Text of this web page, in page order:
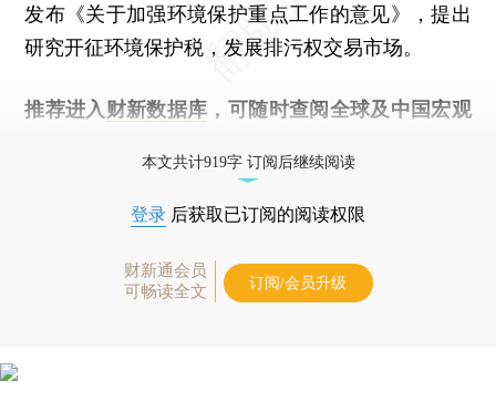
发布《关于加强环境保护重点工作的意见》，提出
研究开征环境保护税，发展排污权交易市场。
推荐进入 财新数据库 ，可随时查阅全球及中国宏观
本文共计919字 订阅后继续阅读
登录 后获取已订阅的阅读权限
财新通会员
可畅读全文
订阅/会员升级